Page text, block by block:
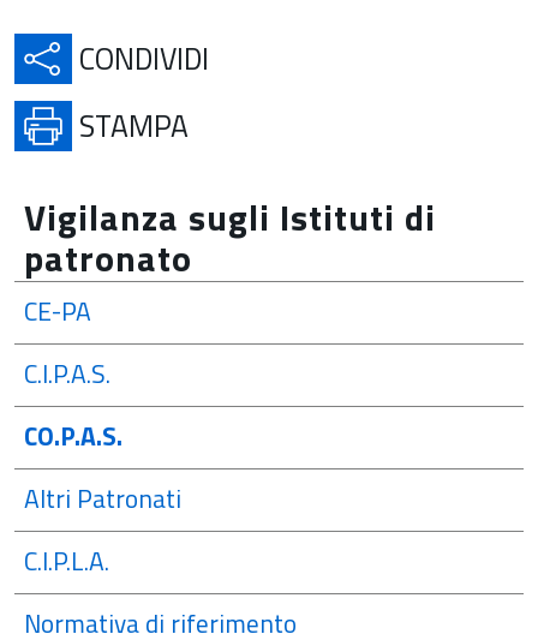
CONDIVIDI
STAMPA
Vigilanza sugli Istituti di
patronato
CE-PA
C.I.P.A.S.
CO.P.A.S.
Altri Patronati
C.I.P.L.A.
Normativa di riferimento